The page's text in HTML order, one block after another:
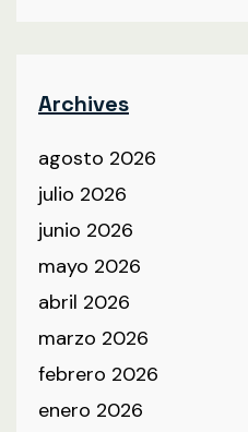
Archives
agosto 2026
julio 2026
junio 2026
mayo 2026
abril 2026
marzo 2026
febrero 2026
enero 2026